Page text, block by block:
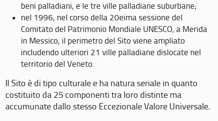
beni palladiani, e le tre ville palladiane suburbane;
nel 1996, nel corso della 20eima sessione del
Comitato del Patrimonio Mondiale UNESCO, a Merida
in Messico, il perimetro del Sito viene ampliato
includendo ulteriori 21 ville palladiane dislocate nel
territorio del Veneto.
Il Sito è di tipo culturale e ha natura seriale in quanto
costituito da 25 componenti tra loro distinte ma
accumunate dallo stesso Eccezionale Valore Universale.